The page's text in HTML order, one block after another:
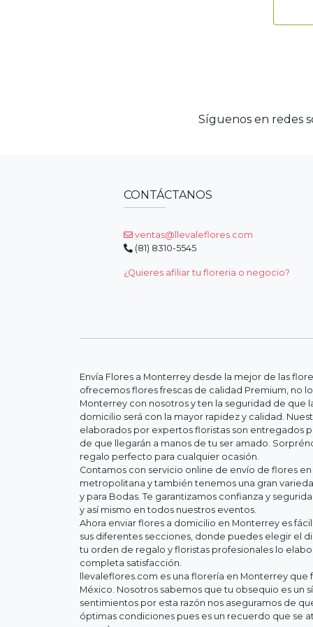
Síguenos en redes
CONTÁCTANOS
ventas@llevaleflores.com
(81) 8310-5545
¿Quieres afiliar tu floreria o negocio?
Envía Flores a Monterrey desde la mejor de las
ofrecemos flores frescas de calidad Premium, no
Monterrey con nosotros y ten la seguridad de que
domicilio será con la mayor rapidez y calidad.
elaborados por expertos floristas son entregados
de que llegarán a manos de tu ser amado.
regalo perfecto para cualquier ocasión.
Contamos con servicio online de envío de flores
metropolitana y también tenemos una gran
y para Bodas. Te garantizamos confianza y
y así mismo en todos nuestros eventos.
Ahora enviar flores a domicilio en Monterrey es
sus diferentes secciones, donde puedes elegir el
tu orden de regalo y floristas profesionales lo
completa satisfacción.
llevaleflores.com es una florería en Monterrey
México. Nosotros sabemos que tu obsequio es un
sentimientos por esta razón nos aseguramos de
óptimas condiciones pues es un recuerdo que se